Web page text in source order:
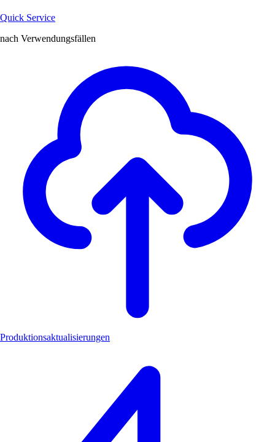
Quick Service
nach Verwendungsfällen
Produktionsaktualisierungen